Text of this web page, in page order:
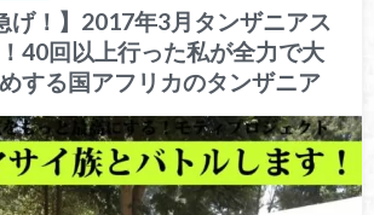
げ！】2017年3月タンザニアス
40回以上行った私が全力で大
する国アフリカのタンザニア